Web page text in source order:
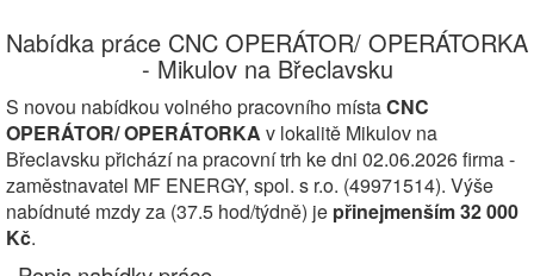
Nabídka práce CNC OPERÁTOR/ OPERÁTORKA
- Mikulov na Břeclavsku
S novou nabídkou volného pracovního místaCNC
OPERÁTOR/ OPERÁTORKA v lokalitě Mikulov na
Břeclavsku přichází na pracovní trh ke dni 02.06.2026 firma -
zaměstnavatel MF ENERGY, spol. s r.o. (49971514). Výše
nabídnuté mzdy za (37.5 hod/týdně) je přinejmenším 32 000
Kč.